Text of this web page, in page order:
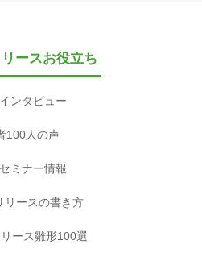
ースお役立ち
ンタビュー
100人の声
ミナー情報
リースの書き方
ース雛形100選